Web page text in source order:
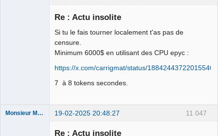
Re : Actu insolite
Si tu le fais tourner localement t'as pas de
censure.
Minimum 6000$ en utilisant des CPU epyc :
https://x.com/carrigmat/status/
7 à 8 tokens secondes.
11 047
Monsieur Maurice 19-02-2025 20:48:27
Re : Actu insolite